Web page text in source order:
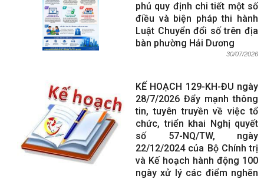
phủ quy định chi tiết một số
điều và biện pháp thi hành
Luật Chuyển đổi số trên địa
bàn phường Hải Dương
30/07/2026
KẾ HOẠCH 129-KH-ĐU ngày
28/7/2026 Đẩy mạnh thông
tin, tuyên truyền về việc tổ
chức, triển khai Nghị quyết
số 57-NQ/TW, ngày
22/12/2024 của Bộ Chính trị
và Kế hoạch hành động 100
ngày xử lý các điểm nghẽn